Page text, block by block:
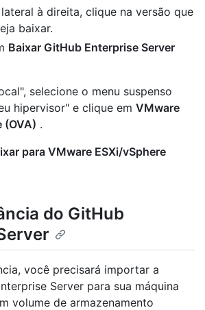
à direita, clique na versão que
baixar.
Baixar GitHub Enterprise Server
selecione o menu suspenso
hipervisor" e clique em VMware
(OVA) .
para VMware ESXi/vSphere
do GitHub
você precisará importar a
Server para sua máquina
volume de armazenamento